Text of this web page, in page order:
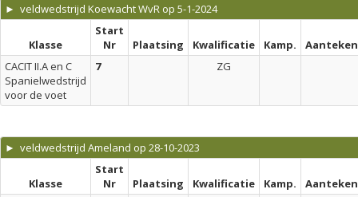
► veldwedstrijd Koewacht WvR op 5-1-2024
Klasse
Start
Nr
Plaatsing Kwalificatie Kamp.
CACIT II.A en C
Spanielwedstrijd
voor de voet
7 ZG
► veldwedstrijd Ameland op 28-10-2023
Klasse
Start
Nr
Plaatsing Kwalificatie Kamp.